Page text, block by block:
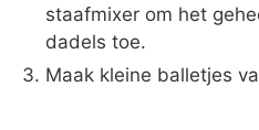
staafmixer om het
dadels toe.
Maak kleine balletjes